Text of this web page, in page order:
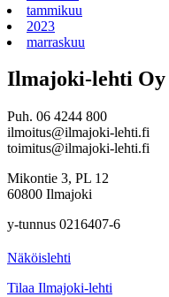
tammikuu
2023
marraskuu
Ilmajoki-lehti Oy
Puh. 06 4244 800
ilmoitus@ilmajoki-lehti.fi
toimitus@ilmajoki-lehti.fi
Mikontie 3, PL 12
60800 Ilmajoki
y-tunnus 0216407-6
Näköislehti
Tilaa Ilmajoki-lehti